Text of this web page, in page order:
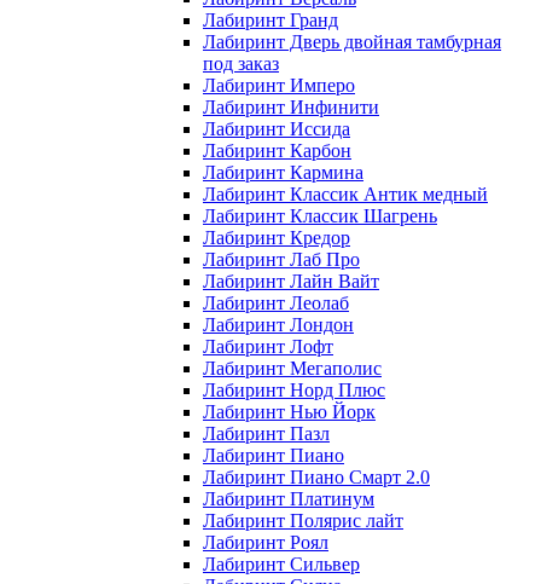
Лабиринт Гранд
Лабиринт Дверь двойная тамбурная
под заказ
Лабиринт Имперо
Лабиринт Инфинити
Лабиринт Иссида
Лабиринт Карбон
Лабиринт Кармина
Лабиринт Классик Антик медный
Лабиринт Классик Шагрень
Лабиринт Кредор
Лабиринт Лаб Про
Лабиринт Лайн Вайт
Лабиринт Леолаб
Лабиринт Лондон
Лабиринт Лофт
Лабиринт Мегаполис
Лабиринт Норд Плюс
Лабиринт Нью Йорк
Лабиринт Пазл
Лабиринт Пиано
Лабиринт Пиано Смарт 2.0
Лабиринт Платинум
Лабиринт Полярис лайт
Лабиринт Роял
Лабиринт Сильвер